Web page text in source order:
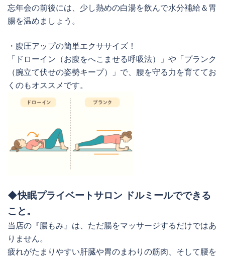
忘年会の前後には、少し熱めの白湯を飲んで水分補給＆胃
腸を温めましょう。
・腹圧アップの簡単エクササイズ！
「ドローイン（お腹をへこませる呼吸法）」や「プランク
（腕立て伏せの姿勢キープ）」で、腰を守る力を育ててお
くのもオススメです。
◆快眠プライベートサロン ドルミールでできる
こと。
当店の『腸もみ』は、ただ腸をマッサージするだけではあ
りません。
疲れがたまりやすい肝臓や胃のまわりの筋肉、そして腰を